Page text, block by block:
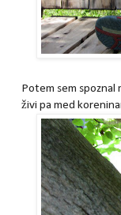
Potem sem spoznal
živi pa med